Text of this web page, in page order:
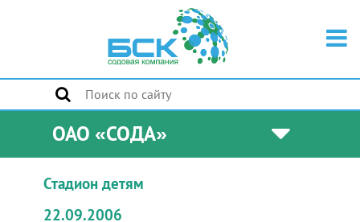
ОАО «СОДА»
Стадион детям
22.09.2006